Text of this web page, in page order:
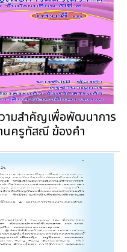
ามสำคัญเพื่อพัฒนาการ
นครูทัสณี ฆ้องคำ